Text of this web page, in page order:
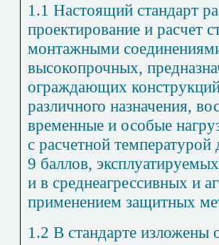
1.1 Настоящий стандарт
проектирование и расчет
монтажными
высокопрочных,
ограждающих
различного назначения,
временные и особые
с расчетной
9 баллов,
и в среднеагрессивных и
применением защитных
1.2 В стандарте